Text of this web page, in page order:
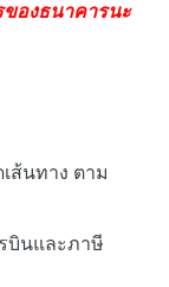
ของธนาคารนะ
ส้นทาง ตาม
บินและภาษี